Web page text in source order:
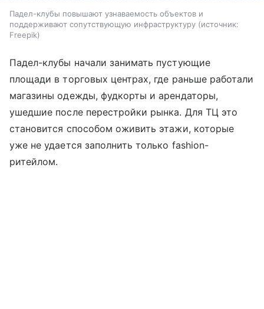
Падел-клубы повышают узнаваемость объектов и
поддерживают сопутствующую инфраструктуру
источник:
Freepik
Падел-клубы начали занимать пустующие
площади в торговых центрах, где раньше работали
магазины одежды, фудкорты и арендаторы,
ушедшие после перестройки рынка. Для ТЦ это
становится способом оживить этажи, которые
уже не удается заполнить только fashion-
ритейлом.